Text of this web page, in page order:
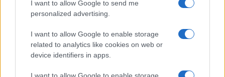
I want to allow Google to send me
personalized advertising.
I want to allow Google to enable storage
related to analytics like cookies on web or
device identifiers in apps.
További hírek
LEGOLVASOTTABBAK
Számos népszerű Samsung Galaxy készülék kimarad a One